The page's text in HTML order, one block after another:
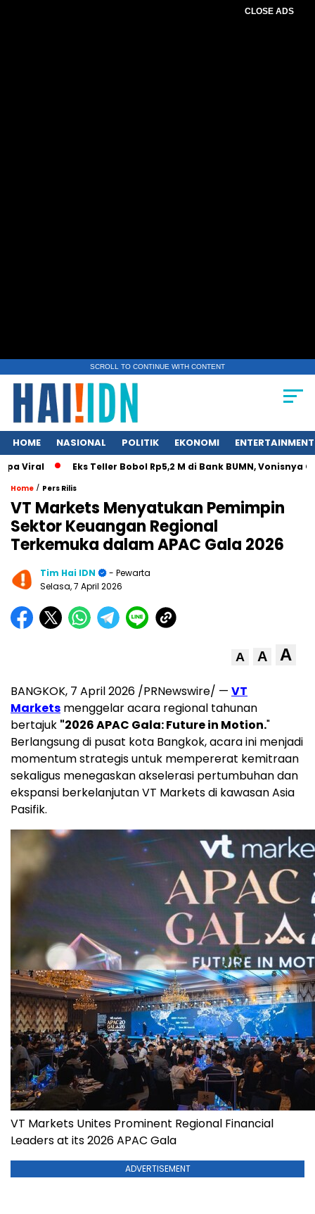
CLOSE ADS
SCROLL TO CONTINUE WITH CONTENT
HOME NASIONAL POLITIK EKONOMI ENTERTAINMENT
Eks Teller Bobol Rp5,2 M di Bank BUMN, Vonisnya
Home / Pers Rilis
VT Markets Menyatukan Pemimpin
Sektor Keuangan Regional
Terkemuka dalam APAC Gala 2026
Tim Hai IDN
- Pewarta
Selasa, 7 April 2026
A A A
BANGKOK, 7 April 2026 /PRNewswire/ — VT
Markets menggelar acara regional tahunan
bertajuk "2026 APAC Gala: Future in Motion."
Berlangsung di pusat kota Bangkok, acara ini menjadi
momentum strategis untuk mempererat kemitraan
sekaligus menegaskan akselerasi pertumbuhan dan
ekspansi berkelanjutan VT Markets di kawasan Asia
Pasifik.
VT Markets Unites Prominent Regional Financial
Leaders at its 2026 APAC Gala
ADVERTISEMENT